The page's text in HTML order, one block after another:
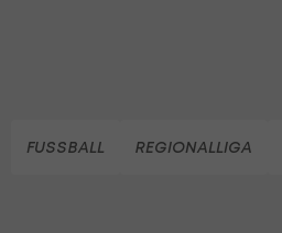
FUSSBALL REGIONALLIGA